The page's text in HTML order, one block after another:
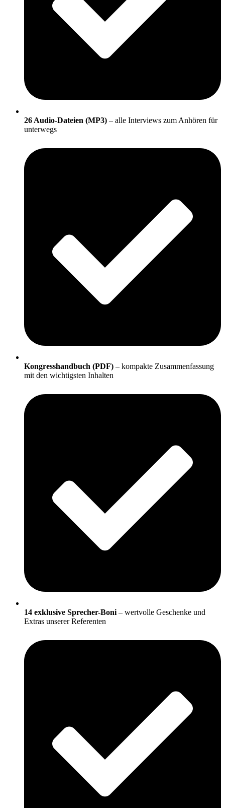
26 Audio-Dateien (MP3) – alle Interviews zum Anhören für
unterwegs
Kongresshandbuch (PDF) – kompakte Zusammenfassung
mit den wichtigsten Inhalten
14 exklusive Sprecher-Boni – wertvolle Geschenke und
Extras unserer Referenten